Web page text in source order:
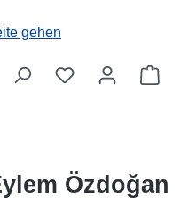
Özdoğan